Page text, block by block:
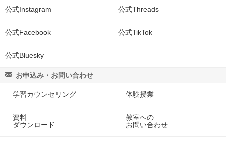
公式Instagram 公式Threads
公式Facebook 公式TikTok
公式Bluesky
お申込み・お問い合わせ
学習カウンセリング 体験授業
資料
ダウンロード
教室への
お問い合わせ